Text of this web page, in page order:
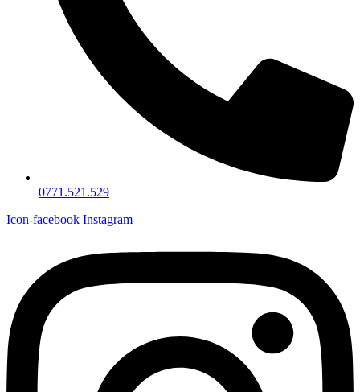
0771.521.529
Icon-facebook Instagram